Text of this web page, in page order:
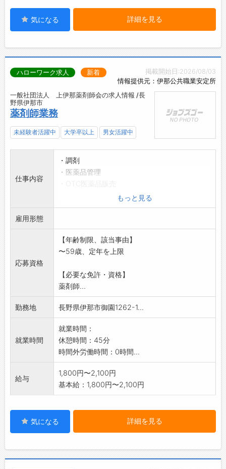
気になる 詳細を見る
掲載開始日:2026/08/03
情報提供元：伊那公共職業安定所
ハローワーク求人 新着
一般社団法人 上伊那薬剤師会の求人情報 /長
野県伊那市
薬剤師業務
未経験者活躍中 大学卒以上 男女活躍中
仕事内容
・調剤
・医薬品管理
・在宅医療
・外出業務有り
※「薬剤師」取得の方であれば、実務経験は問
いません
もっと見る
雇用形態
応募資格
【年齢制限、該当事由】
〜59歳、定年を上限
【必要な免許・資格】
薬剤師...
勤務地 長野県伊那市御園1262-1...
就業時間
就業時間：
休憩時間：45分
時間外労働時間：0時間...
給与
1,800円〜2,100円
基本給：1,800円〜2,100円
気になる 詳細を見る